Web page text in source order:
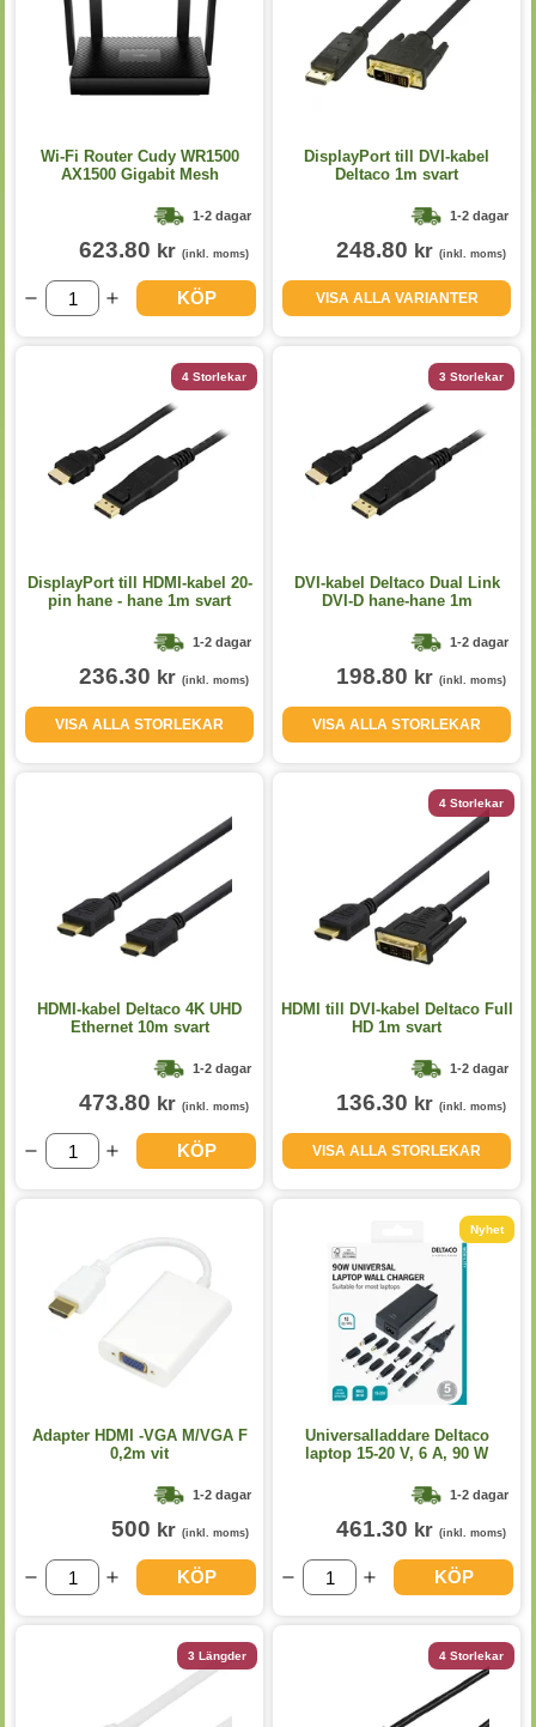
Wi-Fi Router Cudy WR1500
AX1500 Gigabit Mesh
1-2 dagar
623.80 kr (inkl. moms)
KÖP
DisplayPort till DVI-kabel
Deltaco 1m svart
1-2 dagar
248.80 kr (inkl. moms)
VISA ALLA VARIANTER
4 Storlekar
DisplayPort till HDMI-kabel 20-
pin hane - hane 1m svart
1-2 dagar
236.30 kr (inkl. moms)
VISA ALLA STORLEKAR
3 Storlekar
DVI-kabel Deltaco Dual Link
DVI-D hane-hane 1m
1-2 dagar
198.80 kr (inkl. moms)
VISA ALLA STORLEKAR
HDMI-kabel Deltaco 4K UHD
Ethernet 10m svart
1-2 dagar
473.80 kr (inkl. moms)
KÖP
4 Storlekar
HDMI till DVI-kabel Deltaco Full
HD 1m svart
1-2 dagar
136.30 kr (inkl. moms)
VISA ALLA STORLEKAR
Adapter HDMI -VGA M/VGA F
0,2m vit
1-2 dagar
500 kr (inkl. moms)
KÖP
Nyhet
Universalladdare Deltaco
laptop 15-20 V, 6 A, 90 W
1-2 dagar
461.30 kr (inkl. moms)
KÖP
3 Längder 4 Storlekar